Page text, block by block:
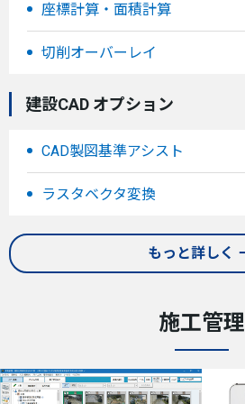
座標計算・面積計算
切削オーバーレイ
建設CAD オプション
CAD製図基準アシスト
ラスタベクタ変換
もっと詳しく
施工管理